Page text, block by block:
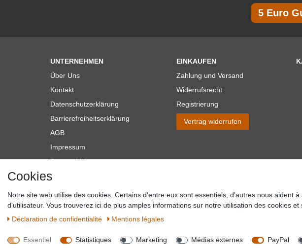
5 Euro
UNTERNEHMEN
Über Uns
Kontakt
Datenschutzerklärung
Barrierefreiheitserklärung
AGB
Impressum
Partner-Links
Blog
EINKAUFEN
Zahlung und Versand
Widerrufsrecht
Registrierung
Vertrag widerrufen
*Alle Preise verstehen sich inkl. MwSt. zzgl. Versandkosten. **Gilt für Lieferungen innerhalb
Cookies
Notre site web utilise des cookies. Certains d'entre eux sont essentiels, d'autres nous aident
d'utilisateur. Vous trouverez ici de plus amples informations sur notre utilisation des cookies
Déclaration de confidentialité
Mentions légales
Essentiel Statistiques Marketing Médias externes PayPal